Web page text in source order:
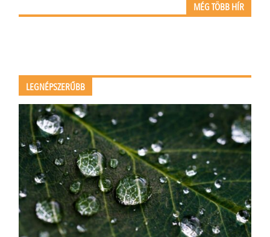
MÉG TÖBB HÍR
LEGNÉPSZERŰBB